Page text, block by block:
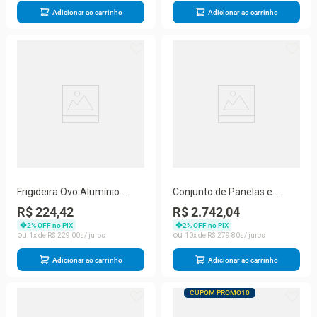
Adicionar ao carrinho Adicionar ao carrinho
Frigideira Ovo Alumínio
16cm Neoflam Vermelha
R$ 224,42
2% OFF no PIX
1
R$ 229 00
Adicionar ao carrinho
Conjunto de Panelas e
Cooktop de Indução Portátil
Neoflam Fika Cerâmica
Pérola 110V
R$ 2.742,04
2% OFF no PIX
10
R$ 279 80
Adicionar ao carrinho
CUPOM PROMO10